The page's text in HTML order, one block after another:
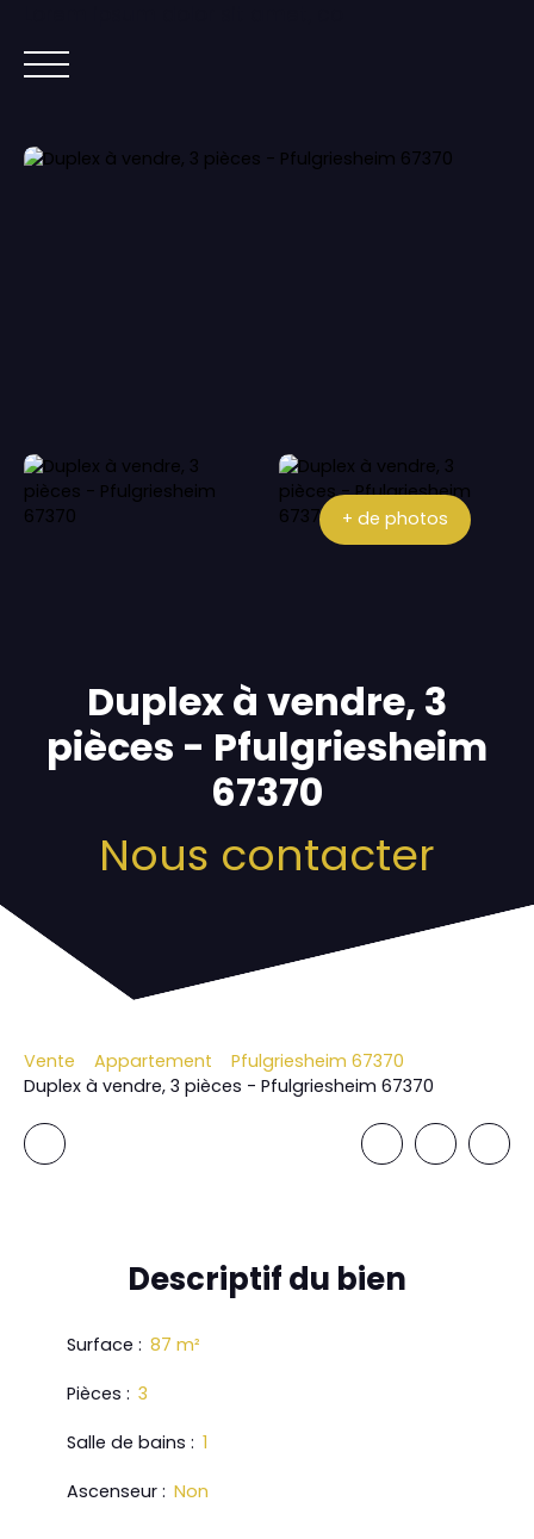
ACCUEIL ACHETER IMMOBILIER NEUF
+ de photos
Duplex à vendre, 3
pièces - Pfulgriesheim
67370
Nous contacter
Vente Appartement
Pfulgriesheim 67370
Duplex à vendre, 3 pièces - Pfulgriesheim 67370
Descriptifdu bien
Surface : 87 m²
Pièces : 3
Salle de bains : 1
Ascenseur : Non